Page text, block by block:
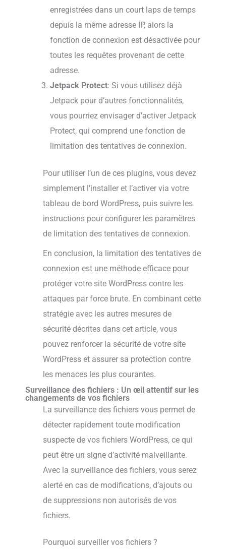
enregistrées dans un court laps de temps
depuis la même adresse IP, alors la
fonction de connexion est désactivée pour
toutes les requêtes provenant de cette
adresse.
Jetpack Protect: Si vous utilisez déjà
Jetpack pour d’autres fonctionnalités,
vous pourriez envisager d’activer Jetpack
Protect, qui comprend une fonction de
limitation des tentatives de connexion.
Pour utiliser l’un de ces plugins, vous devez
simplement l’installer et l’activer via votre
tableau de bord WordPress, puis suivre les
instructions pour configurer les paramètres
de limitation des tentatives de connexion.
En conclusion, la limitation des tentatives de
connexion est une méthode efficace pour
protéger votre site WordPress contre les
attaques par force brute. En combinant cette
stratégie avec les autres mesures de
sécurité décrites dans cet article, vous
pouvez renforcer la sécurité de votre site
WordPress et assurer sa protection contre
les menaces les plus courantes.
Surveillance des fichiers : Un œil attentif sur les
changements de vos fichiers
La surveillance des fichiers vous permet de
détecter rapidement toute modification
suspecte de vos fichiers WordPress, ce qui
peut être un signe d’activité malveillante.
Avec la surveillance des fichiers, vous serez
alerté en cas de modifications, d’ajouts ou
de suppressions non autorisés de vos
fichiers.
Pourquoi surveiller vos fichiers ?